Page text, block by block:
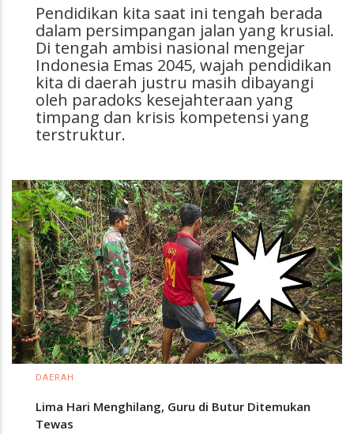
Pendidikan kita saat ini tengah berada
dalam persimpangan jalan yang krusial.
Di tengah ambisi nasional mengejar
Indonesia Emas 2045, wajah pendidikan
kita di daerah justru masih dibayangi
oleh paradoks kesejahteraan yang
timpang dan krisis kompetensi yang
terstruktur.
DAERAH
Lima Hari Menghilang, Guru di Butur Ditemukan
Tewas